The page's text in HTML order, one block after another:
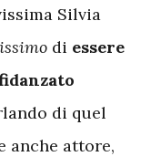
Silvia
di essere
di quel
anche attore,